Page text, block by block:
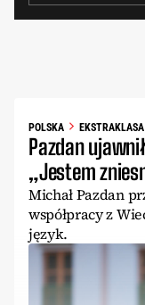
POLSKA EKSTRAKLASA
Pazdan
„Jestem
Michał Pazdan
współpracy z
język.